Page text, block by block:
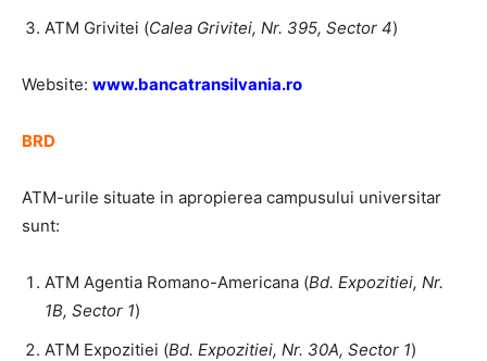
ATM Grivitei (Calea Grivitei, Nr. 395, Sector 4)
Website: www.bancatransilvania.ro
BRD
ATM-urile situate in apropierea campusului universitar
sunt:
ATM Agentia Romano-Americana (Bd. Expozitiei, Nr.
1B, Sector 1)
ATM Expozitiei (Bd. Expozitiei, Nr. 30A, Sector 1)